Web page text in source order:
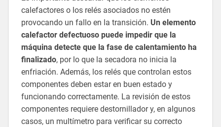
calefactores o los relés asociados no estén
provocando un fallo en la transición. Un elemento
calefactor defectuoso puede impedir que la
máquina detecte que la fase de calentamiento ha
finalizado, por lo que la secadora no inicia la
enfriación. Además, los relés que controlan estos
componentes deben estar en buen estado y
funcionando correctamente. La revisión de estos
componentes requiere destornillador y, en algunos
casos, un multímetro para verificar su correcto